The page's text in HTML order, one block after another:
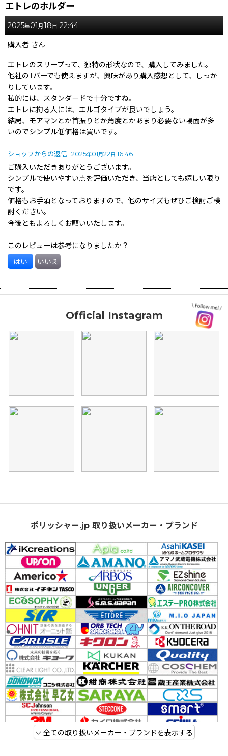
期間:
画像
星の数:
並び順 :
絞り込む
エトレのホルダー
2025年01月18日 22:44
購入者 さん
エトレのスリープって、独特の形状なので、購入してみました。
他社のTバーでも使えますが、興味があり購入感想として、しっか
りしています。
私的には、スタンダードで十分ですね。
エトレに拘る人には、エルゴタイプが良いでしょう。
結局、モアマンとか首振りとか角度とかあまり必要ない場面が多
いのでシンプル低価格は買いです。
ショップからの返信 2025年01月22日 16:46
ご購入いただきありがとうございます。
シンプルで使いやすい点を評価いただき、当店としても嬉しい限り
です。
価格もお手頃となっておりますので、他のサイズもぜひご検討ご検
討ください。
今後ともよろしくお願いいたします。
このレビューは参考になりましたか？
はい いいえ
Official Instagram
ポリッシャー.jp 取り扱いメーカー・ブランド
全ての取り扱いメーカー・ブランドを表示する